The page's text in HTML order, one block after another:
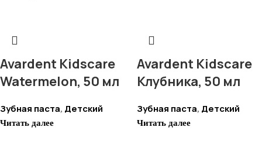
Avardent Kidscare
Watermelon, 50 мл
Зубная паста, Детский
Читать далее
Avardent Kidscare
Клубника, 50 мл
Зубная паста, Детский
Читать далее